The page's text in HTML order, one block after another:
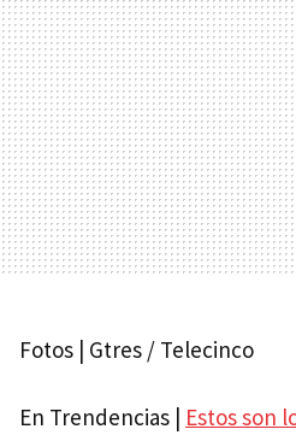
Fotos | Gtres / Telecinco
En Trendencias | Estos son